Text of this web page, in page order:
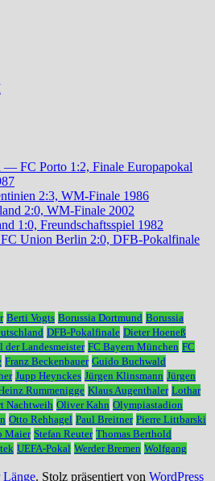
— FC Porto 1:2, Finale Europapokal
2:3, WM-Finale 1986
2:0, WM-Finale 2002
1:0, Freundschaftsspiel 1982
Union Berlin 2:0, DFB-Pokalfinale
Berti Vogts Borussia Dortmund Borussia
DFB-Pokalfinale Dieter Hoeneß
der Landesmeister FC Bayern München FC
Franz Beckenbauer Guido Buchwald
Jupp Heynckes Jürgen Klinsmann Jürgen
Rummenigge Klaus Augenthaler Lothar
Nachtweih Oliver Kahn Olympiastadion
Otto Rehhagel Paul Breitner Pierre Littbarski
Maier Stefan Reuter Thomas Berthold
UEFA-Pokal Werder Bremen Wolfgang
. Stolz präsentiert von WordPress